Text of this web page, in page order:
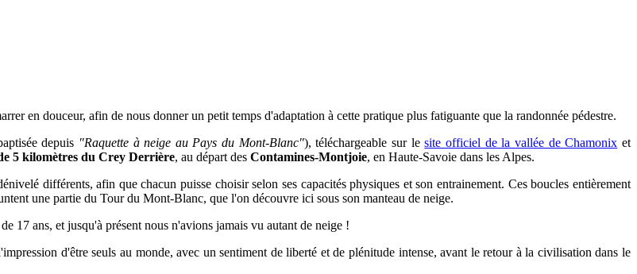
en douceur, afin de nous donner un petit temps d'adaptation à cette pratique plus fatiguante que la randonnée pédestre.
depuis "Raquette à neige au Pays du Mont-Blanc"), téléchargeable sur lesite officiel de la vallée de Chamonix et
5 kilomètres du Crey Derrière, au départ des Contamines-Montjoie, en Haute-Savoie dans les Alpes.
différents, afin que chacun puisse choisir selon ses capacités physiques et son entrainement. Ces boucles entièrement
une partie du Tour du Mont-Blanc, que l'on découvre ici sous son manteau de neige.
17 ans, et jusqu'à présent nous n'avions jamais vu autant de neige !
d'être seuls au monde, avec un sentiment de liberté et de plénitude intense, avant le retour à la civilisation dans le